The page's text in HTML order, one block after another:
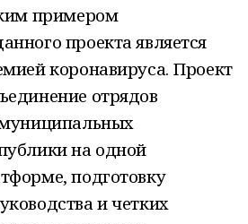
примером
проекта является
коронавируса. Проект
отрядов
на одной
подготовку
и четких